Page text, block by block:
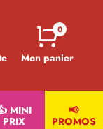
Mon panier
0
MINI
PRIX
📢
PROMOS